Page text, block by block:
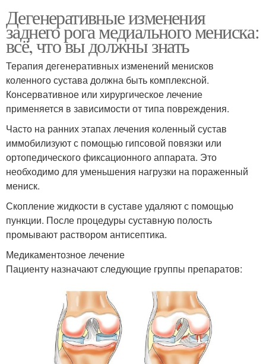
Дегенеративные изменения
заднего рога медиального мениска:
всё, что вы должны знать
Терапия дегенеративных изменений менисков
коленного сустава должна быть комплексной.
Консервативное или хирургическое лечение
применяется в зависимости от типа повреждения.
Часто на ранних этапах лечения коленный сустав
иммобилизуют с помощью гипсовой повязки или
ортопедического фиксационного аппарата. Это
необходимо для уменьшения нагрузки на пораженный
мениск.
Скопление жидкости в суставе удаляют с помощью
пункции. После процедуры суставную полость
промывают раствором антисептика.
Медикаментозное лечение
Пациенту назначают следующие группы препаратов: